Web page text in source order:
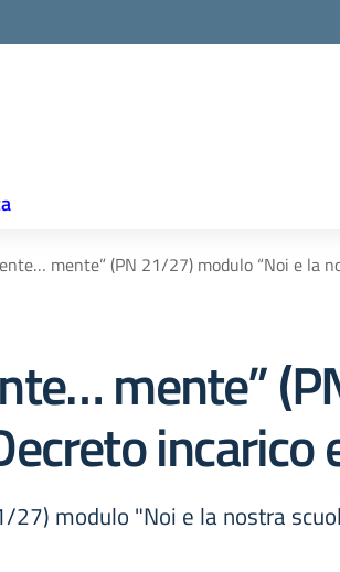
mente” (PN 21/27) modulo “Noi e la
mente”
modulo "Noi e la nostra